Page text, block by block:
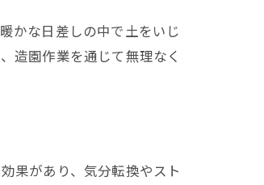
かな日差しの中で土をいじ
造園作業を通じて無理なく
果があり、気分転換やスト